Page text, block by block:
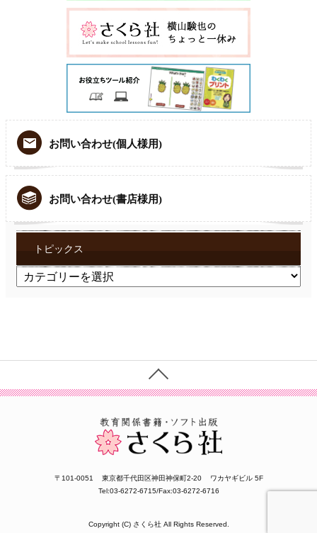
お問い合わせ(個人様用)
お問い合わせ(書店様用)
トピックス
〒101-0051 東京都千代田区神田神保町2-20
ワカヤギビル 5F
Tel:03-6272-6715/Fax:03-6272-6716
Copyright (C) さくら社 All Rights Reserved.